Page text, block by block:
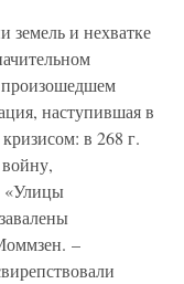
земель и нехватке
произошедшем
наступившая в
в 268 г.
«Улицы
–